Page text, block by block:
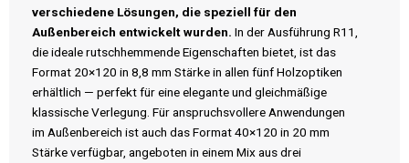
verschiedene Lösungen, die speziell für den
Außenbereich entwickelt wurden. In der Ausführung R11,
die ideale rutschhemmende Eigenschaften bietet, ist das
Format 20×120 in 8,8 mm Stärke in allen fünf Holzoptiken
erhältlich — perfekt für eine elegante und gleichmäßige
klassische Verlegung. Für anspruchsvollere Anwendungen
im Außenbereich ist auch das Format 40×120 in 20 mm
Stärke verfügbar, angeboten in einem Mix aus drei